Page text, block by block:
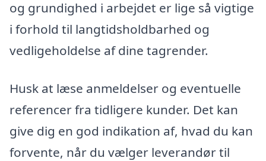
og grundighed i arbejdet er lige så vigtige
i forhold til langtidsholdbarhed og
vedligeholdelse af dine tagrender.
Husk at læse anmeldelser og eventuelle
referencer fra tidligere kunder. Det kan
give dig en god indikation af, hvad du kan
forvente, når du vælger leverandør til